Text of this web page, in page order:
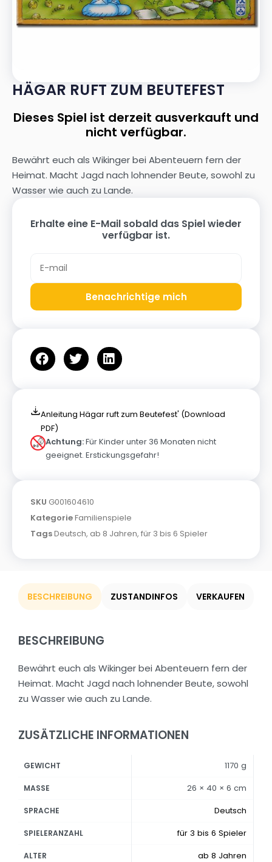
HÄGAR RUFT ZUM BEUTEFEST
Dieses Spiel ist derzeit ausverkauft und
nicht verfügbar.
Bewährt euch als Wikinger bei Abenteuern fern der
Heimat. Macht Jagd nach lohnender Beute, sowohl zu
Wasser wie auch zu Lande.
Erhalte eine E-Mail sobald das Spiel wieder
verfügbar ist.
Benachrichtige mich
Anleitung Hägar ruft zum Beutefest' (Download
PDF)
Achtung:Für Kinder unter 36 Monaten nicht
geeignet. Erstickungsgefahr!
SKU G001604610
KategorieFamilienspiele
TagsDeutsch, ab 8 Jahren, für 3 bis 6 Spieler
BESCHREIBUNG ZUSTANDINFOS VERKAUFEN
BESCHREIBUNG
Bewährt euch als Wikinger bei Abenteuern fern der
Heimat. Macht Jagd nach lohnender Beute, sowohl
zu Wasser wie auch zu Lande.
ZUSÄTZLICHE INFORMATIONEN
GEWICHT 1170 g
MASSE 26 × 40 × 6 cm
SPRACHE Deutsch
SPIELERANZAHL für 3 bis 6 Spieler
ALTER ab 8 Jahren